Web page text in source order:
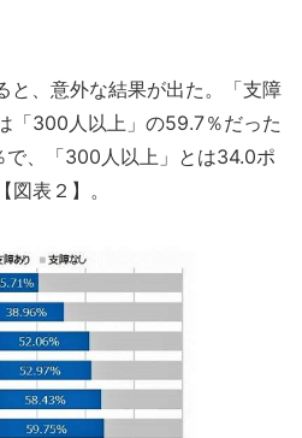
、意外な結果が出た。「支障
「300人以上」の59.7％だった
、「300人以上」とは34.0ポ
表２】。